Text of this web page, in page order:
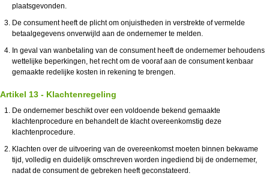
plaatsgevonden.
De consument heeft de plicht om onjuistheden in verstrekte of vermelde
betaalgegevens onverwijld aan de ondernemer te melden.
In geval van wanbetaling van de consument heeft de ondernemer behoudens
wettelijke beperkingen, het recht om de vooraf aan de consument kenbaar
gemaakte redelijke kosten in rekening te brengen.
Artikel 13 - Klachtenregeling
De ondernemer beschikt over een voldoende bekend gemaakte
klachtenprocedure en behandelt de klacht overeenkomstig deze
klachtenprocedure.
Klachten over de uitvoering van de overeenkomst moeten binnen bekwame
tijd, volledig en duidelijk omschreven worden ingediend bij de ondernemer,
nadat de consument de gebreken heeft geconstateerd.